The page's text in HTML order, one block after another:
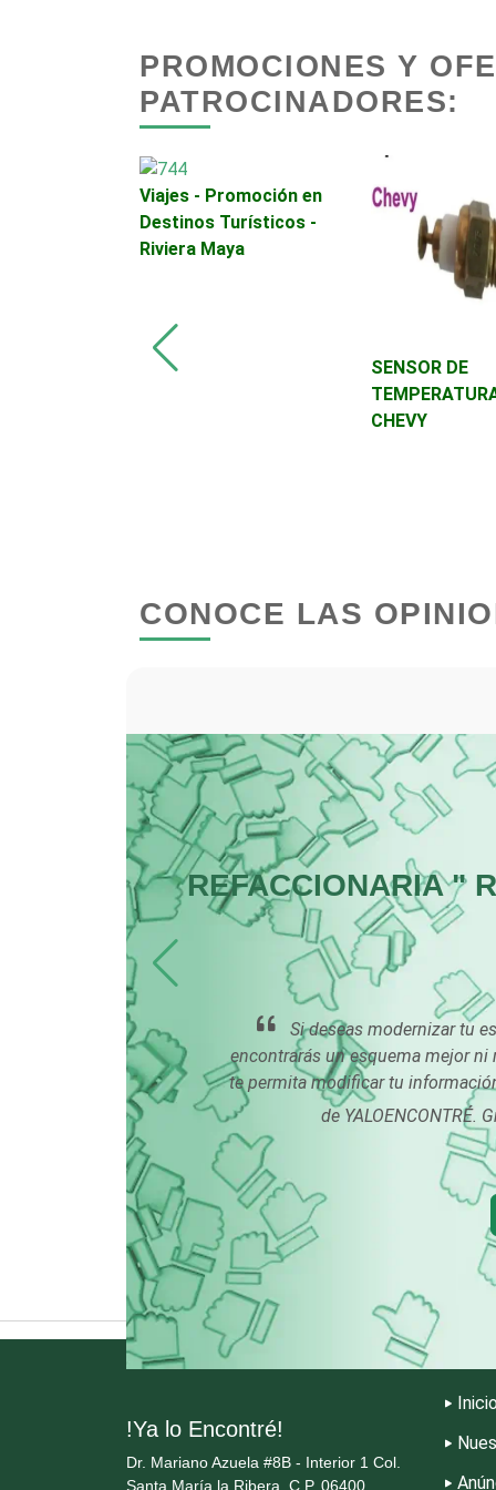
Empresariales
Autobuses
Autopartes Eléctricas
Bordados y Estampados
Carnicerías
Cerrajerías
Clínicas de Rehabilitación
Cocinas Integrales
Computadoras
Contadores
Copiadoras
Cristalerías
Dentistas
Dermatólogos
PROMOCIONES Y
PATROCINADORES:
Viajes - Promoción en
Destinos Turísticos -
Riviera Maya
SENSOR DE
CHEVY
CONOCE LAS
REFACCIONARIA "
Si deseas modernizar tu
encontrarás un esquema mejor
te permita modificar tu
de YALOENCONTRÉ.
!Ya lo Encontré!
Dr. Mariano Azuela #8B - Interior 1 Col.
Santa María la Ribera, C.P. 06400
Inicio